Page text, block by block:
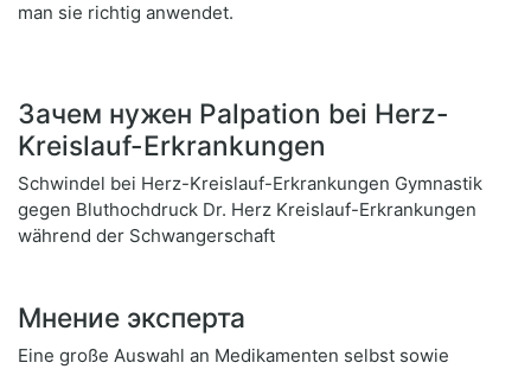
man sie richtig anwendet.
Зачем нужен Palpation bei Herz-
Kreislauf-Erkrankungen
Schwindel bei Herz-Kreislauf-Erkrankungen Gymnastik
gegen Bluthochdruck Dr. Herz Kreislauf-Erkrankungen
während der Schwangerschaft
Мнение эксперта
Eine große Auswahl an Medikamenten selbst sowie